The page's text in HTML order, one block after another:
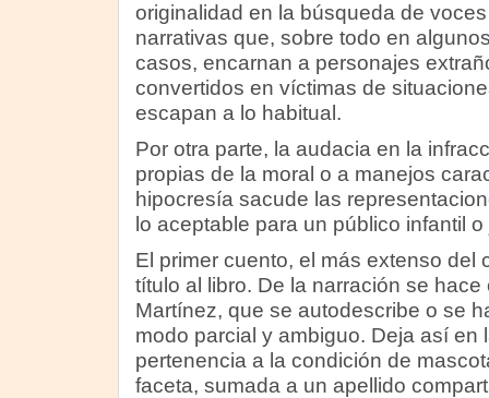
originalidad en la búsqueda de voces
narrativas que, sobre todo en
casos, encarnan a personajes
convertidos en víctimas de
escapan a lo habitual.
Por otra parte, la audacia en la
propias de la moral o a manejos
hipocresía sacude las
lo aceptable para un público infantil o
El primer cuento, el más extenso del
título al libro. De la narración se
Martínez, que se autodescribe o se
modo parcial y ambiguo. Deja así en
pertenencia a la condición de
faceta, sumada a un apellido